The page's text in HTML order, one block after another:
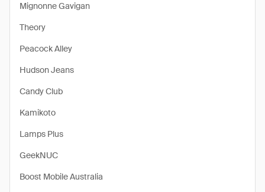
Mignonne Gavigan
Theory
Peacock Alley
Hudson Jeans
Candy Club
Kamikoto
Lamps Plus
GeekNUC
Boost Mobile Australia